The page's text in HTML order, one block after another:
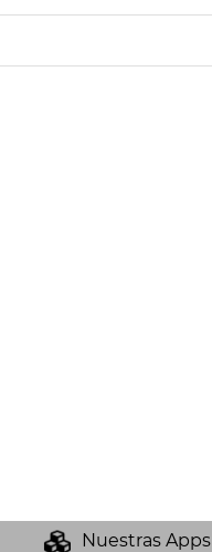
Nuestras Apps